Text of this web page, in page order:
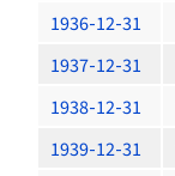
1936-12-31
1937-12-31
1938-12-31
1939-12-31